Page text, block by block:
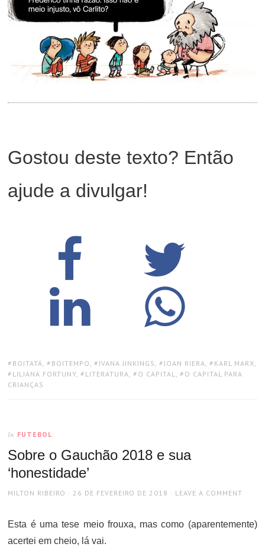
Gostou deste texto? Então
ajude a divulgar!
TAGS:
BOITATÁ, BOITEMPO , IVANA JINKINGS , JOAN RIERA, KARL MARX,
LILIANA FORTUNY, LITERATURA, O CAPITAL, O CAPITAL PARA
CRIANÇAS
In FUTEBOL
Sobre o Gauchão 2018 e sua
‘honestidade’
AUTHOR
MILTON RIBEIRO
POSTED
26 DE FEVEREIRO DE 2018 LEAVE A COMMENT
Esta é uma tese meio frouxa, mas como (aparentemente)
acertei em cheio, lá vai.